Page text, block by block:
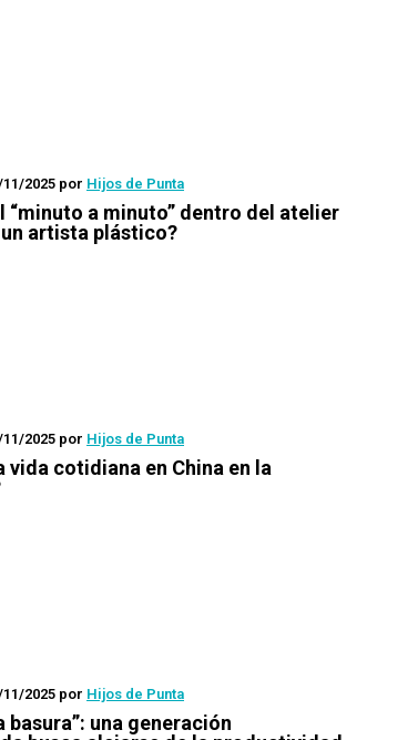
2025 por Hijos de Punta
“minuto a minuto” dentro del atelier
artista plástico?
2025 por Hijos de Punta
vida cotidiana en China en la
2025 por Hijos de Punta
basura”: una generación